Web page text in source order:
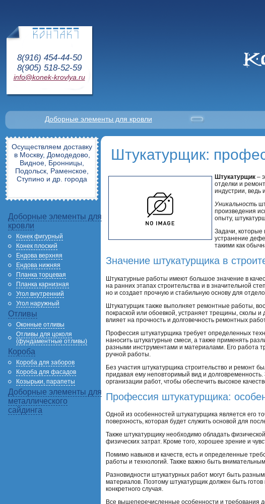
8(916) 454-44-50
8(905) 518-52-59
info@konek-krovlya.ru
Доборные элементы для кровли
Осуществляем доставку
в Москву, Домодедово,
Видное, Бронницы,
Подольск, Раменское,
Ступино и др. города
Доборные элементы для
кровли
Конек фигурный
Конек плоский
Ендова верхняя
Ендова нижняя
Планка торцевая
Планка карнизная
Угол внутренний
Угол наружный
Отливы
Оконные отливы
Отливы для цоколя
(фундаментные отливы)
Короба
Короба для заборов
Короба для фасадов
Козырьки, парапеты
Доборные элементы для
металлического
сайдинга
Штукатурщик:
Штукатурщик –
отделки и
индустрии, ведь
Уникальность
произведения
опыту,
Задачи, которые
устранение
такими как
Значение штукатурщика в
Штукатурные работы имеют большое значение в
на ранних этапах строительства и в значительной
но и создает прочную и стабильную основу для
Штукатурщик также выполняет ремонтные работы,
покраской или обоевкой, устраняет трещины, сколы
влияет на прочность и долговечность ремонтных
Профессия штукатурщика требует определенных
наносить штукатурные смеси, а также применять
разными инструментами и материалами. Его работа
ручной работы.
Без участия штукатурщика строительство и ремонт
придавая ему неповторимый вид и
организации работ, чтобы обеспечить высокое
Профессия штукатурщика:
Одной из особенностей штукатурщика является его
поверхность, которая будет служить основой для
Также штукатурщику необходимо обладать
физических затрат. Кроме того, хорошее зрение и
Помимо навыков и качеств, есть и определенные
работы и технологий. Также важно быть
Разновидности штукатурных работ могут быть
материалов. Поэтому штукатурщик должен быть
конкретного случая.
Все вышеперечисленные особенности и требования